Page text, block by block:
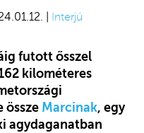
| Interjú
futott ősszel
kilométeres
össze Marcinak, egy
agydaganatban